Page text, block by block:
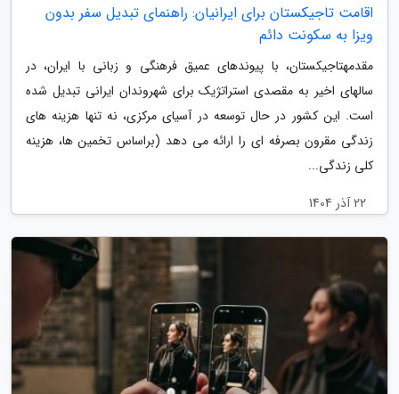
اقامت تاجیکستان برای ایرانیان: راهنمای تبدیل سفر بدون
ویزا به سکونت دائم
مقدمهتاجیکستان، با پیوندهای عمیق فرهنگی و زبانی با ایران، در
سالهای اخیر به مقصدی استراتژیک برای شهروندان ایرانی تبدیل شده
است. این کشور در حال توسعه در آسیای مرکزی، نه تنها هزینه های
زندگی مقرون بصرفه ای را ارائه می دهد (براساس تخمین ها، هزینه
کلی زندگی...
22 آذر 1404